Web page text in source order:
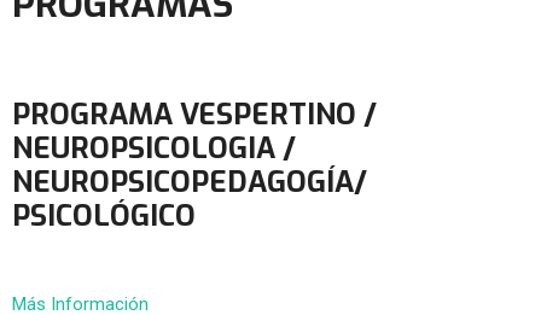
PROGRAMA VESPERTINO /
NEUROPSICOLOGIA /
NEUROPSICOPEDAGOGÍA/
PSICOLÓGICO
Más Información